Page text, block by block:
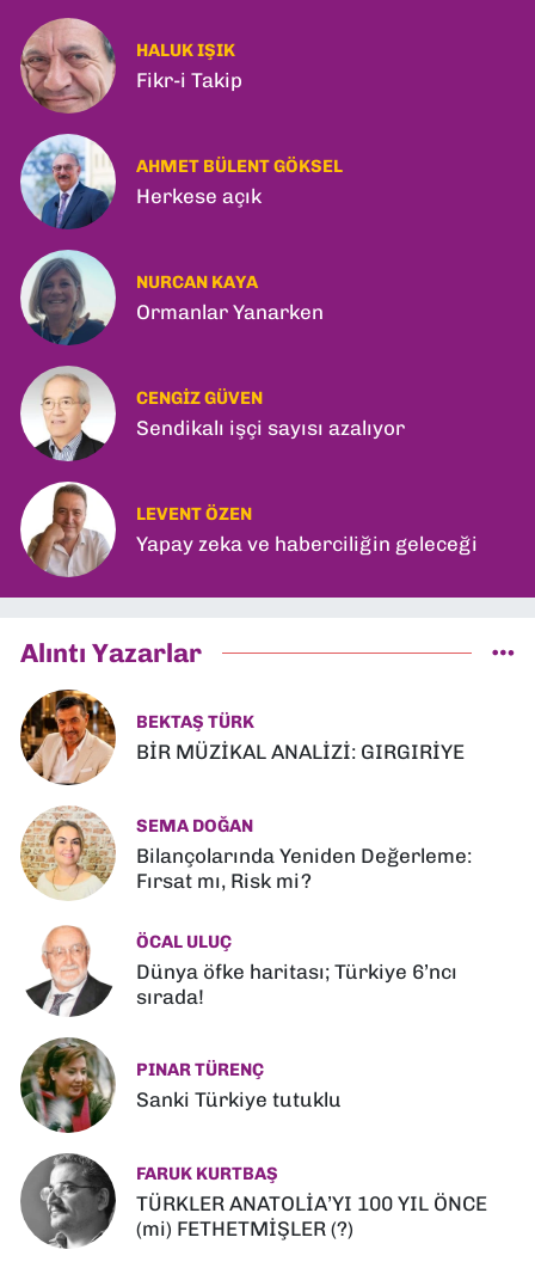
HALUK IŞIK
Fikr-i Takip
AHMET BÜLENT GÖKSEL
Herkese açık
NURCAN KAYA
Ormanlar Yanarken
CENGIZ GÜVEN
Sendikalı işçi sayısı azalıyor
LEVENT ÖZEN
Yapay zeka ve haberciliğin geleceği
Alıntı Yazarlar
BEKTAŞ TÜRK
BİR MÜZİKAL ANALİZİ: GIRGIRİYE
SEMA DOĞAN
Bilançolarında Yeniden Değerleme:
Fırsat mı, Risk mi?
ÖCAL ULUÇ
Dünya öfke haritası; Türkiye 6’ncı
sırada!
PINAR TÜRENÇ
Sanki Türkiye tutuklu
FARUK KURTBAŞ
TÜRKLER ANATOLİA’YI 100 YIL ÖNCE
(mi) FETHETMİŞLER (?)